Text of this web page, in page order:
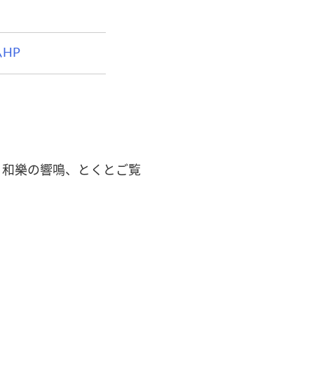
HP
樂の響鳴、とくとご覧